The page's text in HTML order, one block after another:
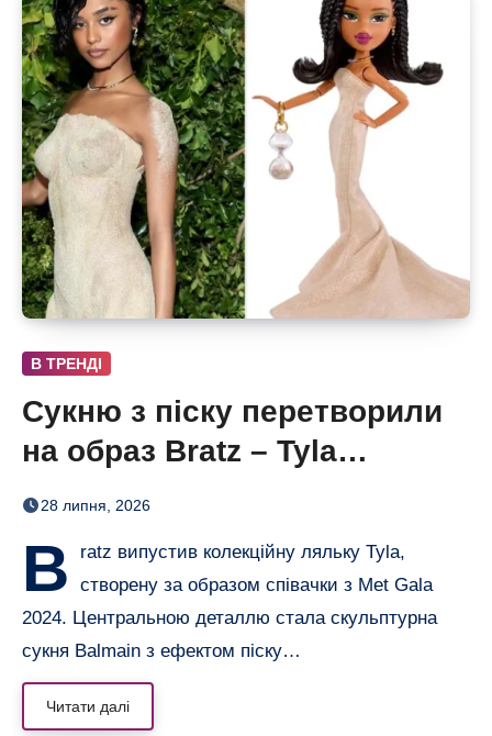
В ТРЕНДІ
Сукню з піску перетворили
на образ Bratz – Tyla
отримала власну ляльку
28 липня, 2026
B
ratz випустив колекційну ляльку Tyla,
створену за образом співачки з Met Gala
2024. Центральною деталлю стала скульптурна
сукня Balmain з ефектом піску…
Читати далі